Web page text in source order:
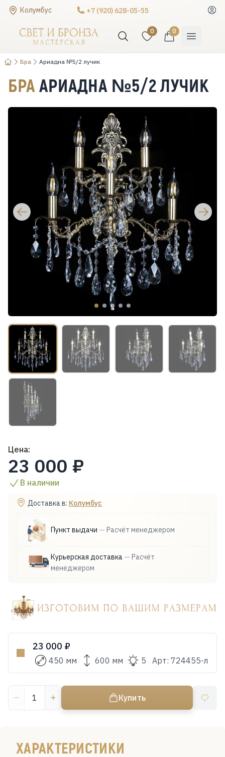
Колумбус +7 (920) 628-05-55
0 0
Бра Ариадна №5/2 лучик
БРА АРИАДНА №5/2 ЛУЧИК
Цена:
23 000 ₽
В наличии
Доставка в: Колумбус
Пункт выдачи — Расчёт менеджером
Курьерская доставка — Расчёт
менеджером
23 000 ₽
450 мм 600 мм 5 Арт: 724455-л
Купить
ХАРАКТЕРИСТИКИ